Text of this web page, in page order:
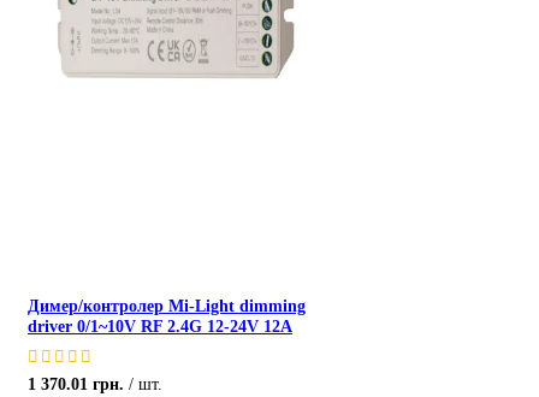
Димер/контролер Mi-Light dimming
driver 0/1~10V RF 2.4G 12-24V 12A
1 370.01 грн. шт.